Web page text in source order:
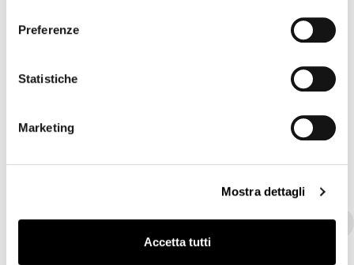
Preferenze
Statistiche
Marketing
Mostra dettagli
Accetta tutti
Noce americano Rovere naturale
Grey
Legno Cristallo Trasparente Marmo Ceramica